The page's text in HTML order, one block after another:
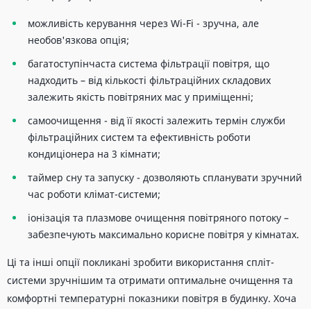
можливість керування через Wi-Fi - зручна, але
необов'язкова опція;
багатоступінчаста система фільтрації повітря, що
надходить – від кількості фільтраційних складових
залежить якість повітряних мас у приміщенні;
самоочищення - від її якості залежить термін служби
фільтраційних систем та ефективність роботи
кондиціонера на 3 кімнати;
таймер сну та запуску - дозволяють спланувати зручний
час роботи клімат-системи;
іонізація та плазмове очищення повітряного потоку –
забезпечують максимально корисне повітря у кімнатах.
Ці та інші опції покликані зробити використання спліт-
системи зручнішим та отримати оптимальне очищення та
комфортні температурні показники повітря в будинку. Хоча